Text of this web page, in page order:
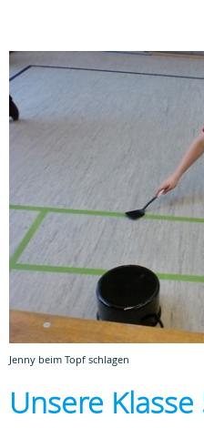
Jenny beim Topf schlagen
Unsere